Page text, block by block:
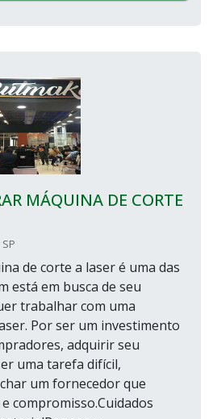
MÁQUINA DE CORTE
de corte a laser é uma das
está em busca de seu
trabalhar com uma
Por ser um investimento
adquirir seu
uma tarefa difícil,
um fornecedor que
compromisso.Cuidados